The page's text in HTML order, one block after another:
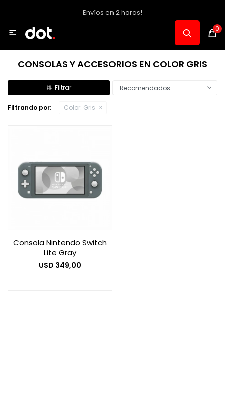
Envíos en 2 horas!
0

CONSOLAS Y ACCESORIOS EN COLOR GRIS
Recomendados
Filtrando por: Color: Gris
Consola Nintendo Switch
Lite Gray
USD 349,00
Notebooks y PC
Audio, Foto y Video
Smart Home